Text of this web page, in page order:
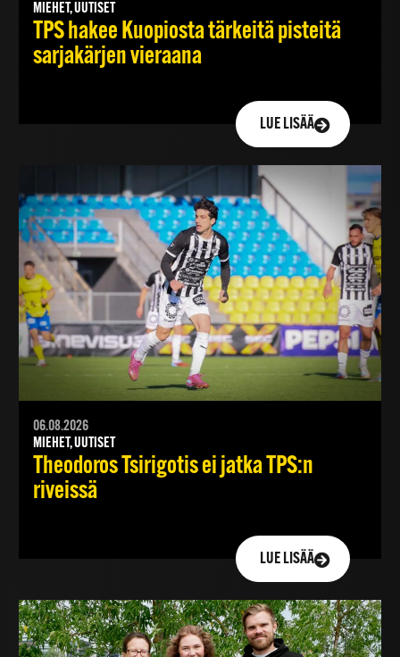
MIEHET, UUTISET
TPS hakee Kuopiosta tärkeitä pisteitä
sarjakärjen vieraana
LUE LISÄÄ
06.08.2026
MIEHET, UUTISET
Theodoros Tsirigotis ei jatka TPS:n
riveissä
LUE LISÄÄ